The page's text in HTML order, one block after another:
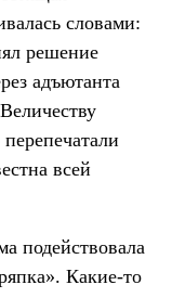
словами:
решение
адъютанта
всей
подействовала
Какие-то